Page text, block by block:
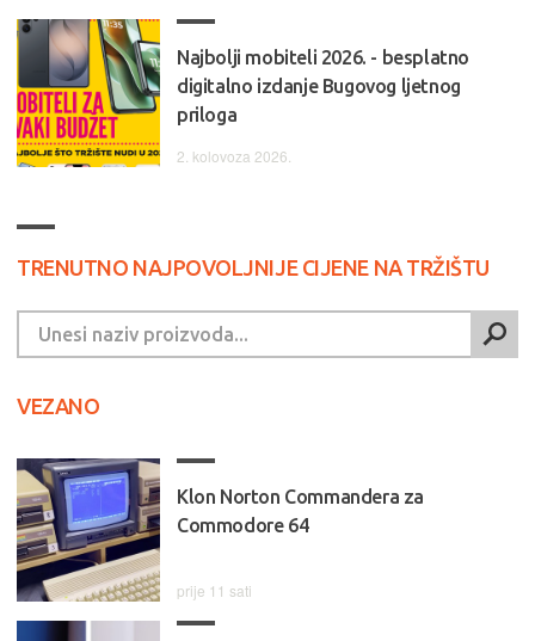
Najbolji mobiteli 2026. - besplatno
digitalno izdanje Bugovog ljetnog
priloga
2. kolovoza 2026.
TRENUTNO NAJPOVOLJNIJE CIJENE NA TRŽIŠTU
VEZANO
Klon Norton Commandera za
Commodore 64
prije 11 sati